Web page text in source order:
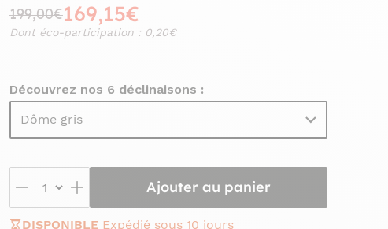
199,00€169,15€
Dont éco-participation : 0,20€
Découvrez nos 6 déclinaisons :
Dôme gris
Ajouter au panier
DISPONIBLE Expédié sous 10 jours